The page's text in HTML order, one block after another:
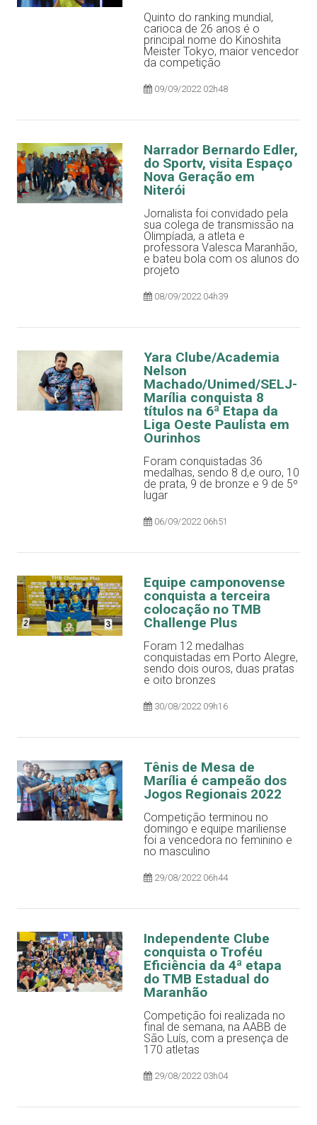
Quinto do ranking mundial,
carioca de 26 anos é o
principal nome do Kinoshita
Meister Tokyo, maior vencedor
da competição
09/09/2022 02h48
Narrador Bernardo Edler,
do Sportv, visita Espaço
Nova Geração em
Niterói
Jornalista foi convidado pela
sua colega de transmissão na
Olimpíada, a atleta e
professora Valesca Maranhão,
e bateu bola com os alunos do
projeto
08/09/2022 04h39
Yara Clube/Academia
Nelson
Machado/Unimed/SELJ-
Marília conquista 8
títulos na 6ª Etapa da
Liga Oeste Paulista em
Ourinhos
Foram conquistadas 36
medalhas, sendo 8 d,e ouro, 10
de prata, 9 de bronze e 9 de 5º
lugar
06/09/2022 06h51
Equipe camponovense
conquista a terceira
colocação no TMB
Challenge Plus
Foram 12 medalhas
conquistadas em Porto Alegre,
sendo dois ouros, duas pratas
e oito bronzes
30/08/2022 09h16
Tênis de Mesa de
Marília é campeão dos
Jogos Regionais 2022
Competição terminou no
domingo e equipe mariliense
foi a vencedora no feminino e
no masculino
29/08/2022 06h44
Independente Clube
conquista o Troféu
Eficiência da 4ª etapa
do TMB Estadual do
Maranhão
Competição foi realizada no
final de semana, na AABB de
São Luís, com a presença de
170 atletas
29/08/2022 03h04